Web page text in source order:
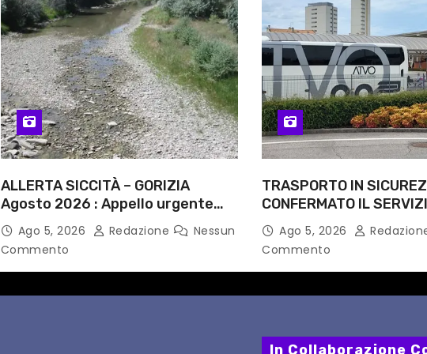
ALLERTA SICCITÀ – GORIZIA
Agosto 2026 : Appello urgente
alle Autorità competenti
Ago 5, 2026 Redazione
Nessun
Commento
TRASPORTO IN
CONFERMATO IL
NOTTI DI AGOSTO:
PERCORSI, FERMATE E
Ago 5, 2026
Commento
In Collaborazione